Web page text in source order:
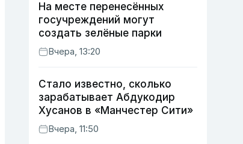
На месте перенесённых
госучреждений могут
создать зелёные парки
Вчера, 13:20
Стало известно, сколько
зарабатывает Абдукодир
Хусанов в «Манчестер Сити»
Вчера, 11:50